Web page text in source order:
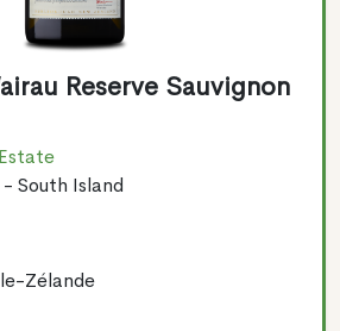
Reserve Sauvignon
South Island
Zélande